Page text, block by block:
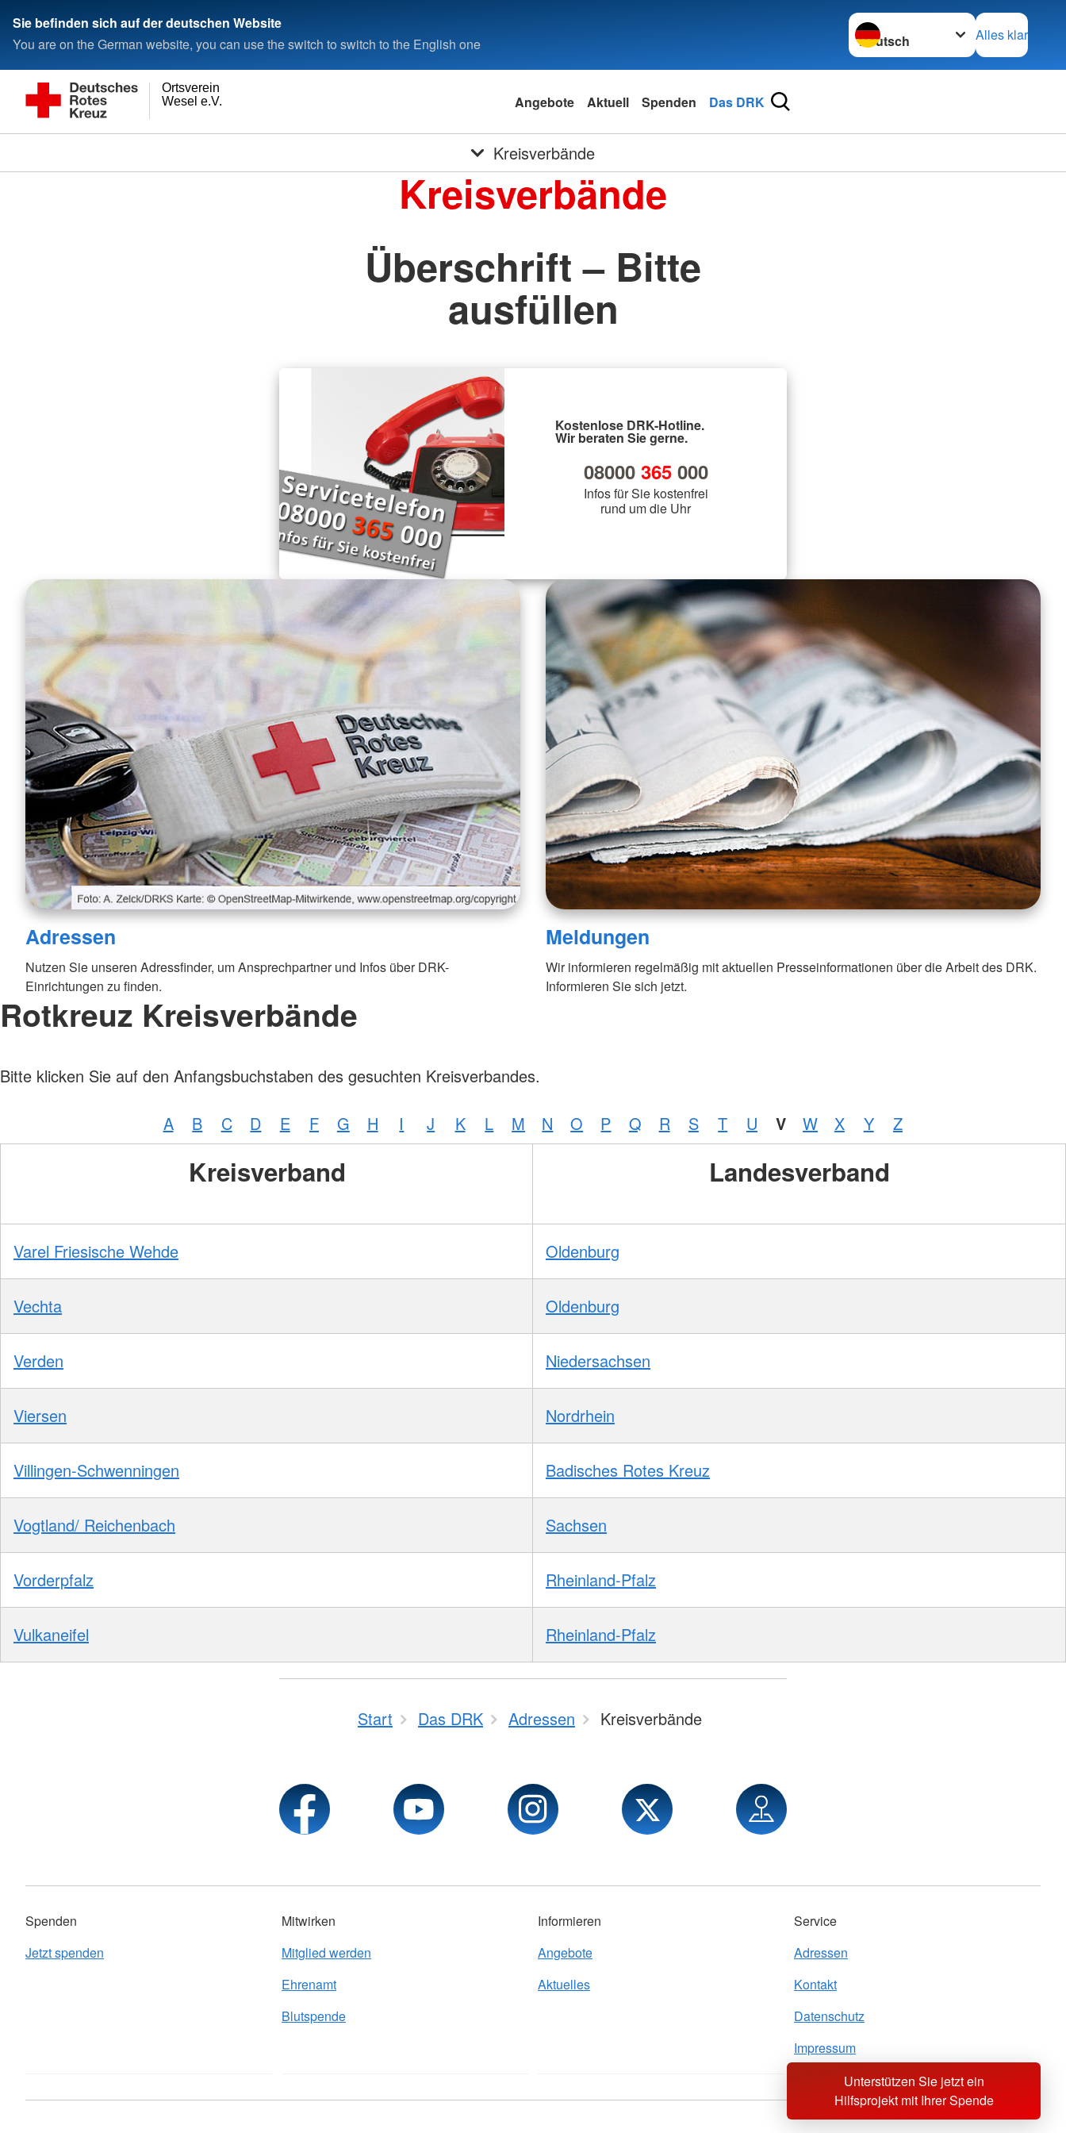
Sie befinden sich auf der deutschen Website
You are on the German website, you can use the switch to switch to the English one
Sprache wechseln zu
Alles klar
Wesel e.V.
Ortsverein
Angebote Aktuell Spenden Das DRK
Kreisverbände
Kreisverbände
Überschrift – Bitte
ausfüllen
Kostenlose DRK-Hotline.
Wir beraten Sie gerne.
08000 365000
Infos für Sie kostenfrei
rund um die Uhr
Adressen
Nutzen Sie unseren Adressfinder, um Ansprechpartner und Infos über DRK-
Einrichtungen zu finden.
Meldungen
Wir informieren regelmäßig mit aktuellen Presseinformationen über die Arbeit des DRK.
Informieren Sie sich jetzt.
Rotkreuz Kreisverbände
Bitte klicken Sie auf den Anfangsbuchstaben des gesuchten Kreisverbandes.
A B C D E F G H I J K L M N O P Q R S T U V W X Y Z
Kreisverband Landesverband
Varel Friesische Wehde Oldenburg
Vechta Oldenburg
Verden Niedersachsen
Viersen Nordrhein
Villingen-Schwenningen Badisches Rotes Kreuz
Vogtland/ Reichenbach Sachsen
Vorderpfalz Rheinland-Pfalz
Vulkaneifel Rheinland-Pfalz
Unterstützen Sie jetzt ein
Hilfsprojekt mit Ihrer Spende
Start Das DRK Adressen Kreisverbände
Spenden
Jetzt spenden
Mitwirken
Mitglied werden
Ehrenamt
Blutspende
Informieren
Angebote
Aktuelles
Service
Adressen
Kontakt
Datenschutz
Impressum